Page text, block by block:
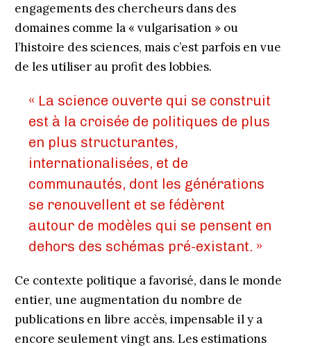
engagements des chercheurs dans des
domaines comme la « vulgarisation » ou
l’histoire des sciences, mais c’est parfois en vue
de les utiliser au profit des lobbies.
« La science ouverte qui se construit
est à la croisée de politiques de plus
en plus structurantes,
internationalisées, et de
communautés, dont les générations
se renouvellent et se fédèrent
autour de modèles qui se pensent en
dehors des schémas pré-existant. »
Ce contexte politique a favorisé, dans le monde
entier, une augmentation du nom­bre de
publications en libre accès, impensable il y a
encore seulement vingt ans. Les estimations